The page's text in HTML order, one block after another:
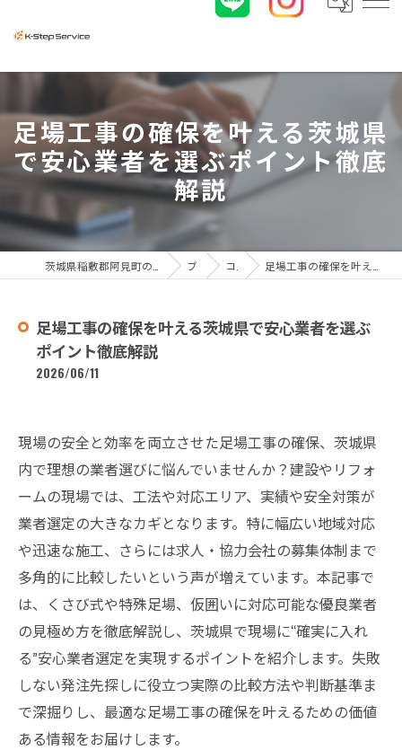
足場工事の確保を叶える茨城県
で安心業者を選ぶポイント徹底
解説
ブログ コラム 足場工事の確保を叶える茨城県で安心業者を選ぶポイント徹底解説
足場工事の確保を叶える茨城県で安心業者を選ぶ
ポイント徹底解説
2026/06/11
現場の安全と効率を両立させた足場工事の確保、茨城県
内で理想の業者選びに悩んでいませんか？建設やリフォ
ームの現場では、工法や対応エリア、実績や安全対策が
業者選定の大きなカギとなります。特に幅広い地域対応
や迅速な施工、さらには求人・協力会社の募集体制まで
多角的に比較したいという声が増えています。本記事で
は、くさび式や特殊足場、仮囲いに対応可能な優良業者
の見極め方を徹底解説し、茨城県で現場に“確実に入れ
る”安心業者選定を実現するポイントを紹介します。失敗
しない発注先探しに役立つ実際の比較方法や判断基準ま
で深掘りし、最適な足場工事の確保を叶えるための価値
ある情報をお届けします。